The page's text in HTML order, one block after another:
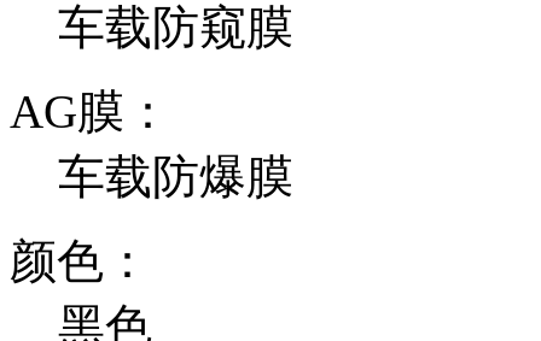
车载防窥膜
AG膜：
车载防爆膜
颜色：
黑色